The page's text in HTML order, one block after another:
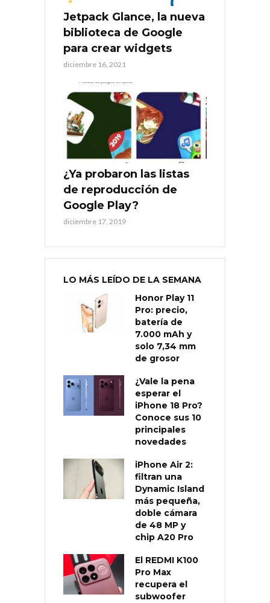
Jetpack Glance, la nueva
biblioteca de Google
para crear widgets
diciembre 16, 2021
¿Ya probaron las listas
de reproducción de
Google Play?
diciembre 17, 2019
LO MÁS LEÍDO DE LA SEMANA
Honor Play 11
Pro: precio,
batería de
7.000 mAh y
solo 7,34 mm
de grosor
¿Vale la pena
esperar el
iPhone 18 Pro?
Conoce sus 10
principales
novedades
iPhone Air 2:
filtran una
Dynamic Island
más pequeña,
doble cámara
de 48 MP y
chip A20 Pro
El REDMI K100
Pro Max
recupera el
subwoofer